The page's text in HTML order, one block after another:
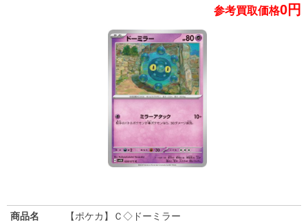
参考買取価格0円
商品名
【ポケカ】Ｃ◇ドーミラー